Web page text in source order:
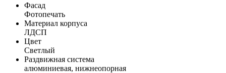
Фасад
Фотопечать
Материал корпуса
ЛДСП
Цвет
Светлый
Раздвижная система
алюминиевая, нижнеопорная